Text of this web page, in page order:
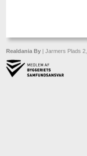
Realdania By | Jarmers Plads